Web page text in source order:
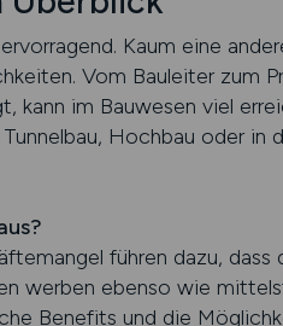
Kaum eine
Vom Bauleiter zum
im Bauwesen viel
Hochbau oder in
führen dazu,
werben ebenso wie
Benefits und die